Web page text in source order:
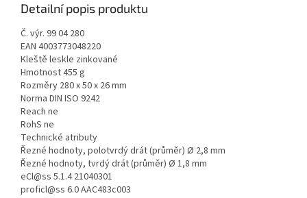
Detailní popis produktu
Č. výr. 99 04 280
EAN 4003773048220
Kleště leskle zinkované
Hmotnost 455 g
Rozměry 280 x 50 x 26 mm
Norma DIN ISO 9242
Reach ne
RohS ne
Technické atributy
Řezné hodnoty, polotvrdý drát (průměr) Ø 2,8 mm
Řezné hodnoty, tvrdý drát (průměr) Ø 1,8 mm
eCl@ss 5.1.4 21040301
proficl@ss 6.0 AAC483c003